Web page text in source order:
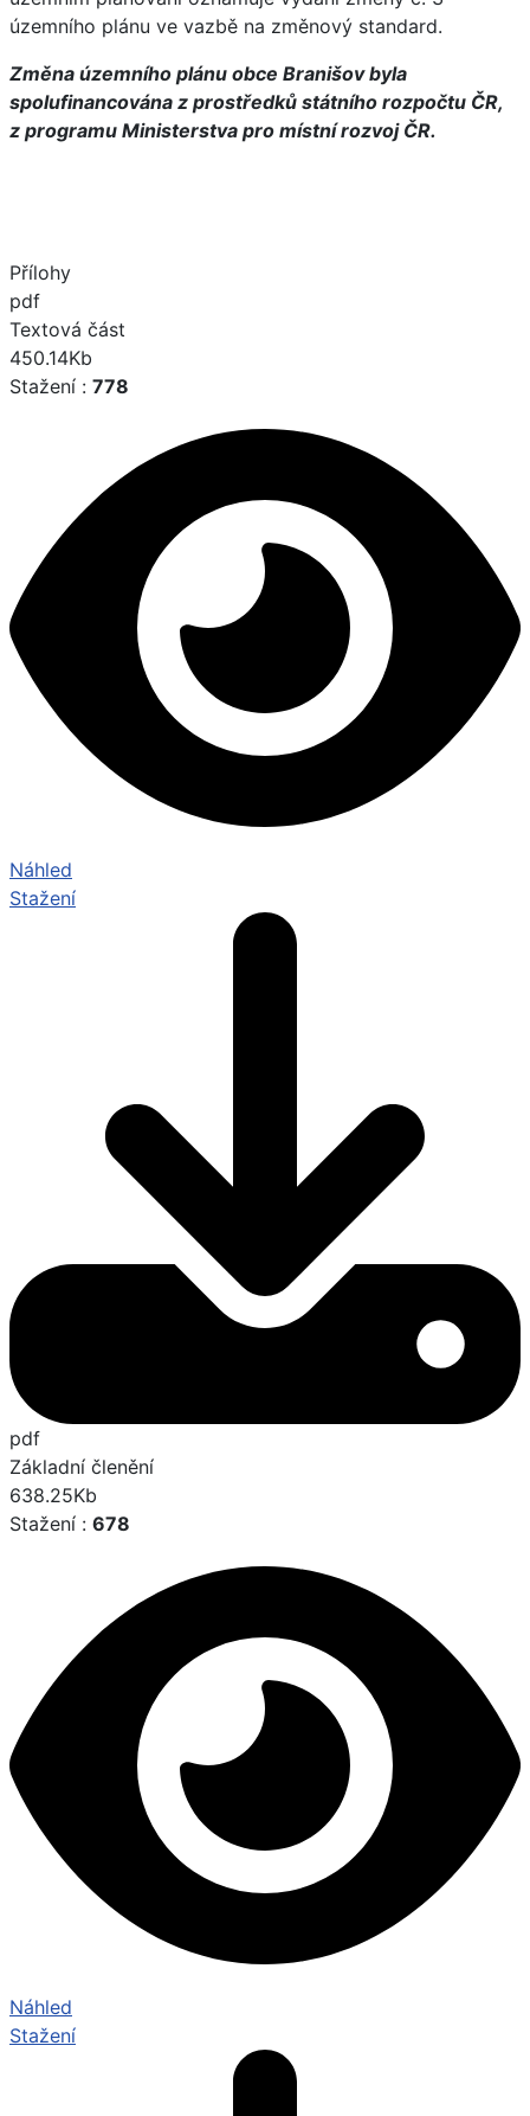
územního plánu ve vazbě na změnový standard.
Změna územního plánu obce Branišov byla
spolufinancována z prostředků státního rozpočtu ČR,
z programu Ministerstva pro místní rozvoj ČR.
Přílohy
pdf
Textová část
450.14Kb
Stažení : 778
Náhled
Stažení
pdf
Základní členění
638.25Kb
Stažení : 678
Náhled
Stažení